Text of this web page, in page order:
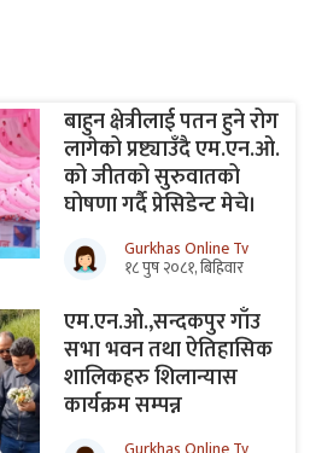
बाहुन क्षेत्रीलाई पतन हुने रोग
लागेको प्रष्ट्याउँदै एम.एन.ओ.
को जीतको सुरुवातको
घोषणा गर्दै प्रेसिडेन्ट मेचे।
Gurkhas Online Tv
१८ पुष २०८१, बिहिवार
एम.एन.ओ.,सन्दकपुर गाँउ
सभा भवन तथा ऐतिहासिक
शालिकहरु शिलान्यास
कार्यक्रम सम्पन्न